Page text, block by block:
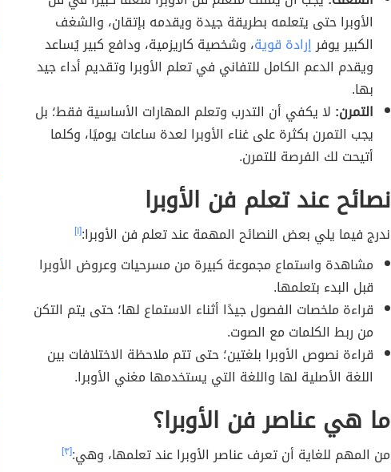
الأوبرا حتى يتعلمه بطريقة جيدة ويقدمه بإتقان، والشغف
الكبير يوفرإرادة قوية، وشخصية كاريزمية، ودافع كبير يُساعد
ويقدم الدعم الكامل للتفاني في تعلم الأوبرا وتقديم أداء جيد
بها.
التمرن: لا يكفي أن التدرب وتعلم المهارات الأساسية فقط؛ بل
يجب التمرن بكثرة على غناء الأوبرا لعدة ساعات يوميًا، وكلما
أتيحت لك الفرصة للتمرن.
نصائح عند تعلم فن الأوبرا
ندرج فيما يلي بعض النصائح المهمة عند تعلم فن الأوبرا:[١]
مشاهدة واستماع مجموعة كبيرة من مسرحيات وعروض الأوبرا
قبل البدء بتعلمها.
قراءة ملخصات الفصول جيدًا أثناء الاستماع لها؛ حتى يتم التكن
من ربط الكلمات مع الصوت.
قراءة نصوص الأوبرا بلغتين؛ حتى تتم ملاحظة الاختلافات بين
اللغة الأصلية لها واللغة التي يستخدمها مغني الأوبرا.
ما هي عناصر فن الأوبرا؟
من المهم للغاية أن تعرف عناصر الأوبرا عند تعلمها، وهي:[٣]